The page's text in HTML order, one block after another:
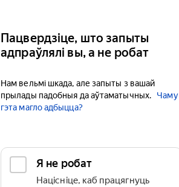
Пацвердзіце, што запыты
адпраўлялі вы, а не робат
Нам вельмі шкада, але запыты з вашай
прылады падобныя да аўтаматычных.
Чаму
гэта магло адбыцца?
Я не робат
Націсніце, каб працягнуць